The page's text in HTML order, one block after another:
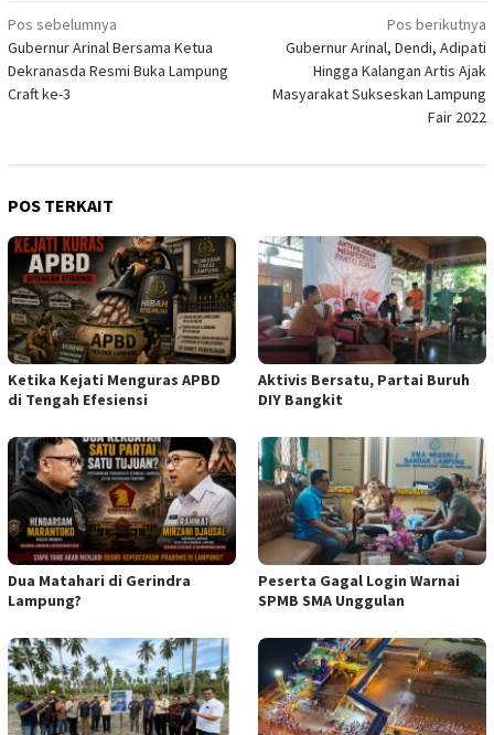
Navigasi
pos
Pos sebelumnya
Gubernur Arinal Bersama Ketua
Dekranasda Resmi Buka Lampung
Craft ke-3
Pos berikutnya
Gubernur Arinal, Dendi, Adipati
Hingga Kalangan Artis Ajak
Masyarakat Sukseskan Lampung
Fair 2022
POS TERKAIT
Ketika Kejati Menguras APBD
di Tengah Efesiensi
Aktivis Bersatu, Partai Buruh
DIY Bangkit
Dua Matahari di Gerindra
Lampung?
Peserta Gagal Login Warnai
SPMB SMA Unggulan